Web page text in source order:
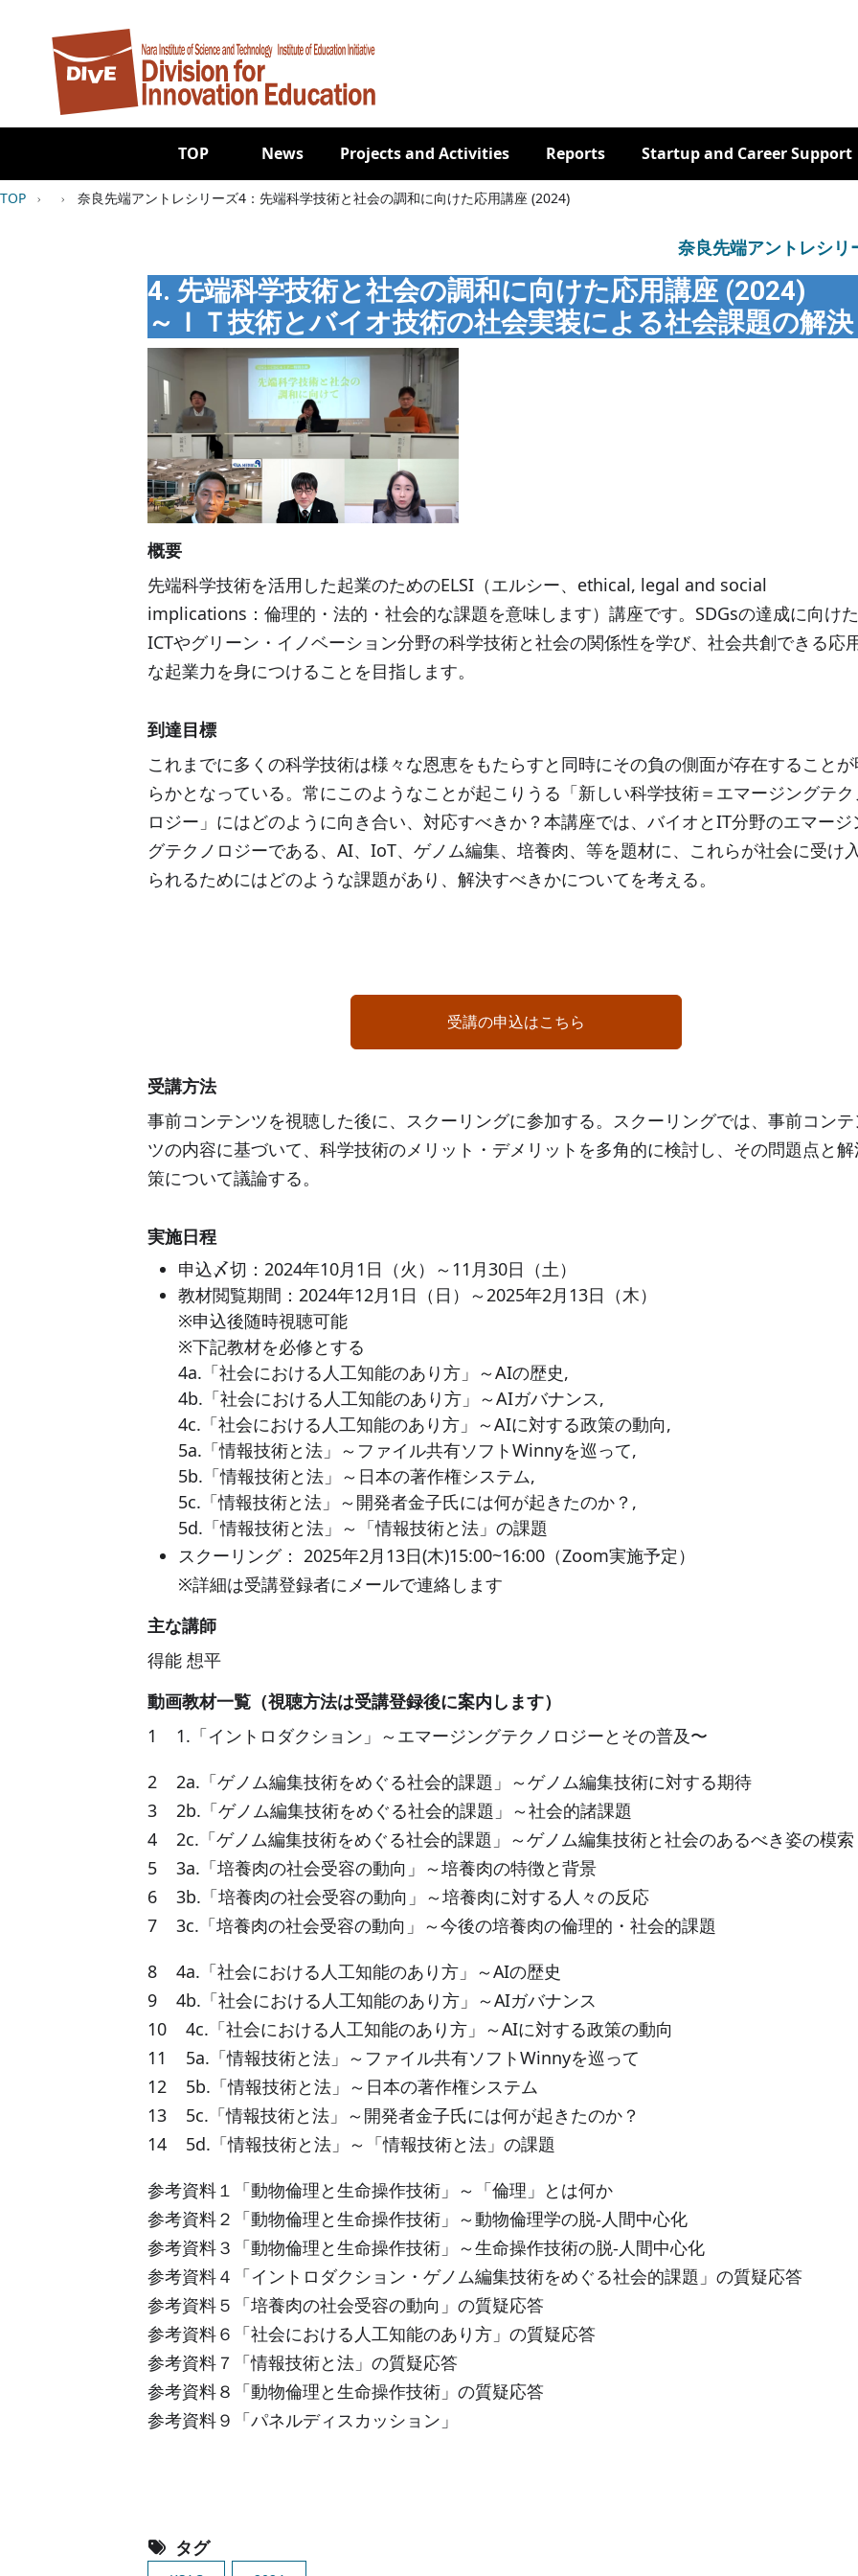
Main navigation
TOP News Projects and Activities Reports Startup and Career Support
Breadcrumb
TOP 奈良先端アントレシリーズ4：先端科学技術と社会の調和に向けた応用講座 (2024)
奈良先端アントレシリ
4. 先端科学技術と社会の調和に向けた応用講座 (2024)
～ＩＴ技術とバイオ技術の社会実装による社会課題の解
Image
概要
先端科学技術を活用した起業のためのELSI（エルシー、ethical, legal and social
implications：倫理的・法的・社会的な課題を意味します）講座です。SDGsの達成に向けた
ICTやグリーン・イノベーション分野の科学技術と社会の関係性を学び、社会共創できる応
な起業力を身につけることを目指します。
到達目標
これまでに多くの科学技術は様々な恩恵をもたらすと同時にその負の側面が存在すること
らかとなっている。常にこのようなことが起こりうる「新しい科学技術＝エマージングテ
ロジー」にはどのように向き合い、対応すべきか？本講座では、バイオとIT分野のエマージ
グテクノロジーである、 AI、 IoT、 ゲノム編集、培養肉、等を題材に、これらが社会に受け
られるためにはどのような課題があり、解決すべきかについてを考える。
受講の申込はこちら
受講方法
事前コンテンツを視聴した後に、スクーリングに参加する。スクーリングでは、事前コン
ツの内容に基づいて、科学技術のメリット・デメリットを多角的に検討し、その問題点と
策について議論する。
実施日程
申込〆切：2024年10月1日（火）～11月30日（土）
教材閲覧期間：2024年12月1日（日）～2025年2月13日（木）
※申込後随時視聴可能
※下記教材を必修とする
4a.「社会における人工知能のあり方」～AIの歴史,
4b.「社会における人工知能のあり方」～AIガバナンス,
4c.「社会における人工知能のあり方」～AIに対する政策の動向,
5a.「情報技術と法」～ファイル共有ソフトWinnyを巡って,
5b.「情報技術と法」～日本の著作権システム,
5c.「情報技術と法」～開発者金子氏には何が起きたのか？,
5d.「情報技術と法」～「情報技術と法」の課題
スクーリング： 2025年2月13日(木)15:00~16:00（Zoom実施予定）
※詳細は受講登録者にメールで連絡します
主な講師
得能 想平
動画教材一覧（視聴方法は受講登録後に案内します）
1 1.「イントロダクション」～エマージングテクノロジーとその普及〜
2 2a.「ゲノム編集技術をめぐる社会的課題」～ゲノム編集技術に対する期待
3 2b.「ゲノム編集技術をめぐる社会的課題」～社会的諸課題
4 2c.「ゲノム編集技術をめぐる社会的課題」～ゲノム編集技術と社会のあるべき姿の模索
5 3a.「培養肉の社会受容の動向」～培養肉の特徴と背景
6 3b.「培養肉の社会受容の動向」～培養肉に対する人々の反応
7 3c.「培養肉の社会受容の動向」～今後の培養肉の倫理的・社会的課題
8 4a.「社会における人工知能のあり方」～AIの歴史
9 4b.「社会における人工知能のあり方」～AIガバナンス
10 4c.「社会における人工知能のあり方」～AIに対する政策の動向
11 5a.「情報技術と法」～ファイル共有ソフトWinnyを巡って
12 5b.「情報技術と法」～日本の著作権システム
13 5c.「情報技術と法」～開発者金子氏には何が起きたのか？
14 5d.「情報技術と法」～「情報技術と法」の課題
参考資料１「動物倫理と生命操作技術」～「倫理」とは何か
参考資料２「動物倫理と生命操作技術」～動物倫理学の脱-人間中心化
参考資料３「動物倫理と生命操作技術」～生命操作技術の脱-人間中心化
参考資料４「イントロダクション・ゲノム編集技術をめぐる社会的課題」の質疑応答
参考資料５「培養肉の社会受容の動向」の質疑応答
参考資料６「社会における人工知能のあり方」の質疑応答
参考資料７「情報技術と法」の質疑応答
参考資料８「動物倫理と生命操作技術」の質疑応答
参考資料９「パネルディスカッション」
タグ